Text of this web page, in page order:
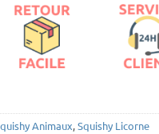
Animaux,Squishy Licorne